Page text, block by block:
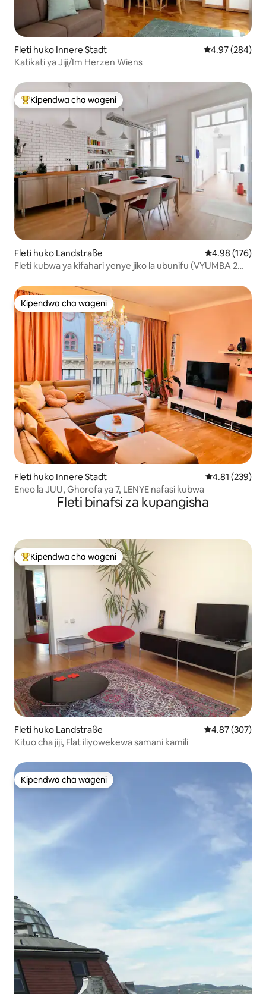
Fleti huko Innere Stadt Ukadiriaji wa
4.97 (284)
Katikati ya Jiji/Im Herzen Wiens
Kipendwa maarufu cha wageni
Kipendwa cha wageni
Fleti huko Landstraße Ukadiriaji wa
4.98 (176)
Fleti kubwa ya kifahari yenye jiko la ubunifu (VYUMBA 2
Kipendwa cha wageni
Kipendwa cha wageni
Fleti huko Innere Stadt Ukadiriaji wa
4.81 (239)
Eneo la JUU, Ghorofa ya 7, LENYE nafasi kubwa
Fleti binafsi za kupangisha
Kipendwa maarufu cha wageni
Kipendwa cha wageni
Fleti huko Landstraße Ukadiriaji wa
4.87 (307)
Kituo cha jiji, Flat iliyowekewa samani kamili
Kipendwa cha wageni
Kipendwa cha wageni